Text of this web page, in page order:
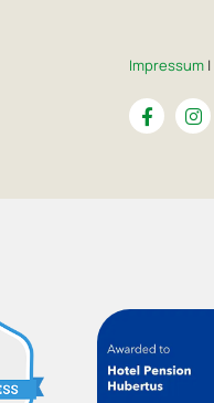
Impressum |